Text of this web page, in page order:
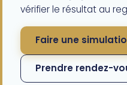
vérifier le résultat au
Faire une
Prendre rendez-